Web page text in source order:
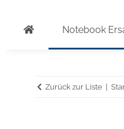
Notebook
Zurück zur Liste